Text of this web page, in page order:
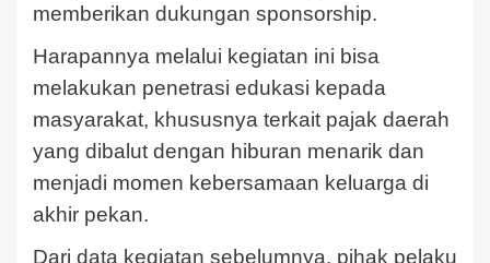
memberikan dukungan sponsorship.
Harapannya melalui kegiatan ini bisa
melakukan penetrasi edukasi kepada
masyarakat, khususnya terkait pajak daerah
yang dibalut dengan hiburan menarik dan
menjadi momen kebersamaan keluarga di
akhir pekan.
Dari data kegiatan sebelumnya, pihak pelaku